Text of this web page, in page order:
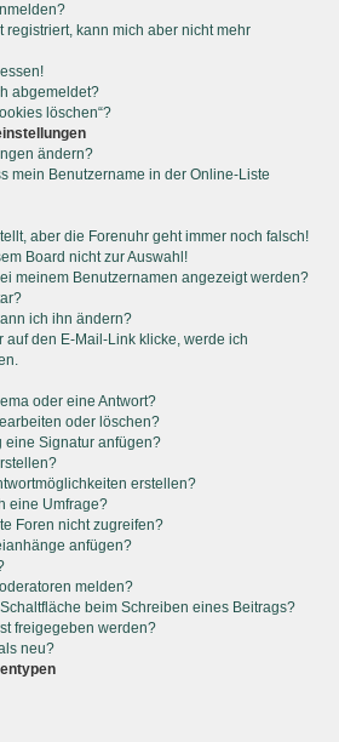
registriert, kann mich aber nicht mehr
abgemeldet?
löschen“?
ändern?
mein Benutzername in der Online-Liste
aber die Forenuhr geht immer noch falsch!
Board nicht zur Auswahl!
meinem Benutzernamen angezeigt werden?
ich ihn ändern?
den E-Mail-Link klicke, werde ich
oder eine Antwort?
oder löschen?
eine Signatur anfügen?
erstellen?
eine Umfrage?
Foren nicht zugreifen?
anfügen?
melden?
beim Schreiben eines Beitrags?
freigegeben werden?
neu?